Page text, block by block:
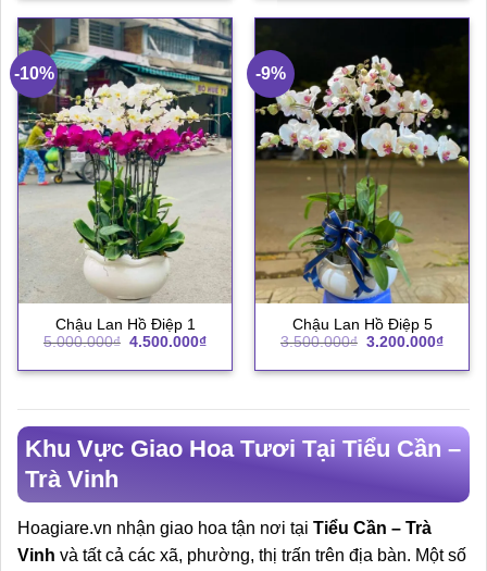
-10%
Chậu Lan Hồ Điệp 1
5.000.000₫ Giá
là:
4.500.000₫Giá
tại
-9%
Chậu Lan Hồ Điệp 5
3.500.000₫ Giá
là:
3.200.000₫Giá
tại
Khu Vực Giao Hoa Tươi Tại Tiểu Cần –
Trà Vinh
Hoagiare.vn nhận giao hoa tận nơi tại Tiểu Cần – Trà
Vinh và tất cả các xã, phường, thị trấn trên địa bàn. Một số